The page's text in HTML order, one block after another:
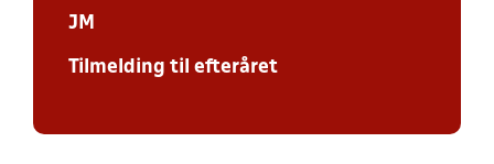
JM
Tilmelding til efteråret